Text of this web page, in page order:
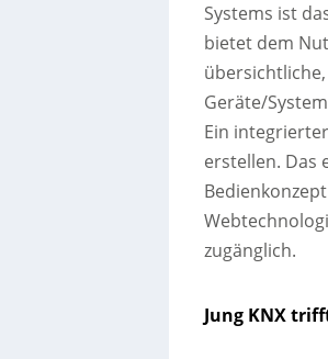
Systems ist
bietet dem
Geräte/
Ein
erstellen. Das
zugänglich.
Jung KNX